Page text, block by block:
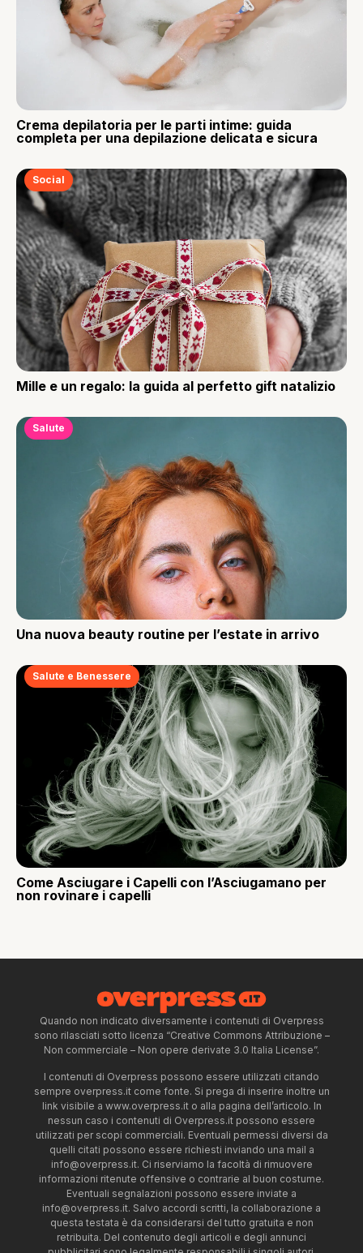
Crema depilatoria per le parti intime: guida
completa per una depilazione delicata e sicura
Social
Mille e un regalo: la guida al perfetto gift natalizio
Salute
Una nuova beauty routine per l’estate in arrivo
Salute e Benessere
Come Asciugare i Capelli con l’Asciugamano per
non rovinare i capelli
Quando non indicato diversamente i contenuti di Overpress
sono rilasciati sotto licenza “Creative Commons Attribuzione –
Non commerciale – Non opere derivate 3.0 Italia License”.
I contenuti di Overpress possono essere utilizzati citando
sempre overpress.it come fonte. Si prega di inserire inoltre un
link visibile a www.overpress.it o alla pagina dell’articolo. In
nessun caso i contenuti di Overpress.it possono essere
utilizzati per scopi commerciali. Eventuali permessi diversi da
quelli citati possono essere richiesti inviando una mail a
info@overpress.it. Ci riserviamo la facoltà di rimuovere
informazioni ritenute offensive o contrarie al buon costume.
Eventuali segnalazioni possono essere inviate a
info@overpress.it. Salvo accordi scritti, la collaborazione a
questa testata è da considerarsi del tutto gratuita e non
retribuita. Del contenuto degli articoli e degli annunci